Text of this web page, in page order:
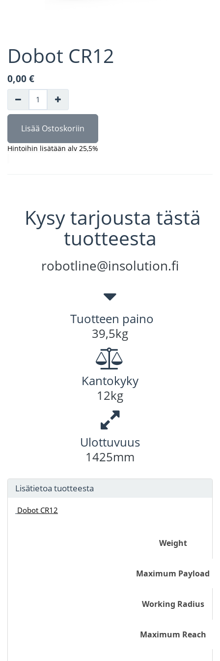
Dobot CR12
0,00€
Lisää Ostoskoriin
Hintoihin lisätään alv 25,5%
Kysy tarjousta tästä
tuotteesta
robotline@insolution.fi
Tuotteen paino
39,5kg
Kantokyky
12kg
Ulottuvuus
1425mm
Lisätietoa tuotteesta
Dobot CR12
Weight
Maximum Payload
Working Radius
Maximum Reach